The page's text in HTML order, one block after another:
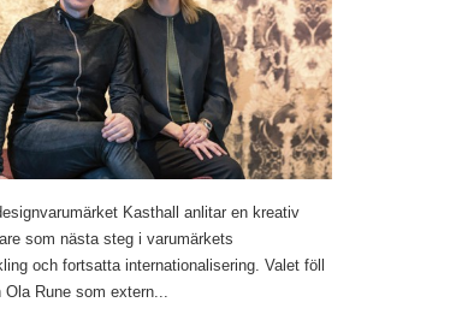
Kasthall anlitar en kreativ
som nästa steg i varumärkets
och fortsatta internationalisering. Valet föll
Ola Rune som extern...